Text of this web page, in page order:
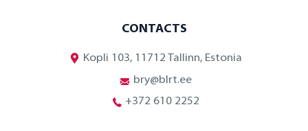
CONTACTS
Kopli 103, 11712 Tallinn, Estonia
bry@blrt.ee
+372 610 2252